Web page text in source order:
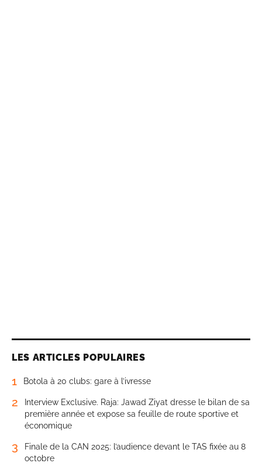
LES ARTICLES POPULAIRES
1 Botola à 20 clubs: gare à l’ivresse
2
Interview Exclusive. Raja: Jawad Ziyat dresse le bilan de sa
première année et expose sa feuille de route sportive et
économique
3
Finale de la CAN 2025: l’audience devant le TAS fixée au 8
octobre